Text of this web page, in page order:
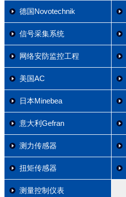
德国Novotechnik
信号采集系统
网络安防监控工程
美国AC
日本Minebea
意大利Gefran
测力传感器
扭矩传感器
测量控制仪表